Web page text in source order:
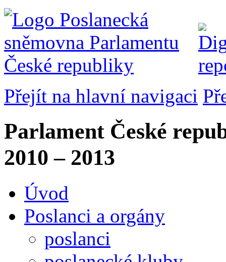
Přejít na hlavní navigaci
Parlament České
2010 – 2013
Úvod
Poslanci a orgány
poslanci